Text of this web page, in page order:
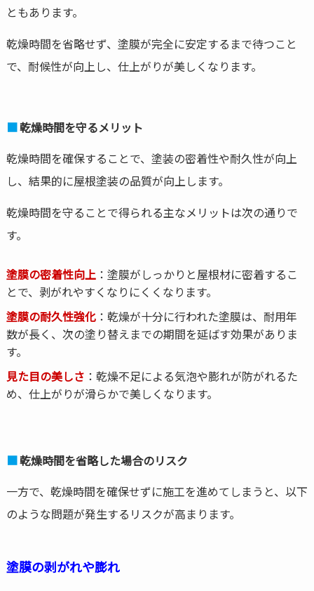
ともあります。
乾燥時間を省略せず、塗膜が完全に安定するまで待つこと
で、耐候性が向上し、仕上がりが美しくなります。
乾燥時間を守るメリット
乾燥時間を確保することで、塗装の密着性や耐久性が向上
し、結果的に屋根塗装の品質が向上します。
乾燥時間を守ることで得られる主なメリットは次の通りで
す。
塗膜の密着性向上：塗膜がしっかりと屋根材に密着するこ
とで、剥がれやすくなりにくくなります。
塗膜の耐久性強化：乾燥が十分に行われた塗膜は、耐用年
数が長く、次の塗り替えまでの期間を延ばす効果がありま
す。
見た目の美しさ ：乾燥不足による気泡や膨れが防がれるた
め、仕上がりが滑らかで美しくなります。
乾燥時間を省略した場合のリスク
一方で、乾燥時間を確保せずに施工を進めてしまうと、以下
のような問題が発生するリスクが高まります。
塗膜の剥がれや膨れ